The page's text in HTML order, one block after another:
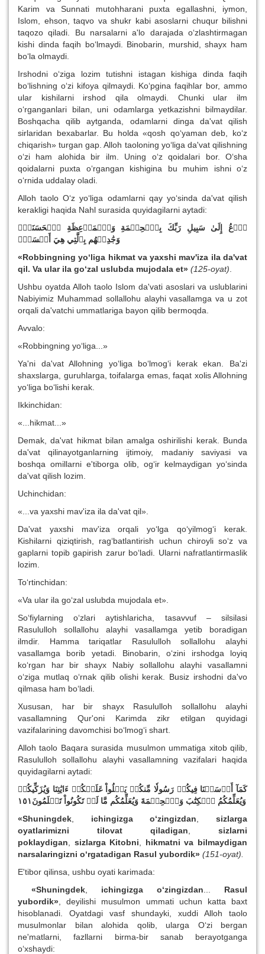
Karim va Sunnati mutohharani puxta egallashni, iymon,
Islom, ehson, taqvo va shukr kabi asoslarni chuqur bilishni
taqozo qiladi. Bu narsalarni a'lo darajada o‘zlashtirmagan
kishi dinda faqih bo‘lmaydi. Binobarin, murshid, shayx ham
bo‘la olmaydi.
Irshodni o‘ziga lozim tutishni istagan kishiga dinda faqih
bo‘lishning o‘zi kifoya qilmaydi. Ko‘pgina faqihlar bor, ammo
ular kishilarni irshod qila olmaydi. Chunki ular ilm
o‘rganganlari bilan, uni odamlarga yetkazishni bilmaydilar.
Boshqacha qilib aytganda, odamlarni dinga da'vat qilish
sirlaridan bexabarlar. Bu holda «qosh qo‘yaman deb, ko‘z
chiqarish» turgan gap. Alloh taoloning yo‘liga da'vat qilishning
o‘zi ham alohida bir ilm. Uning o‘z qoidalari bor. O‘sha
qoidalarni puxta o‘rgangan kishigina bu muhim ishni o‘z
o‘rnida uddalay oladi.
Alloh taolo O‘z yo‘liga odamlarni qay yo‘sinda da'vat qilish
kerakligi haqida Nahl surasida quyidagilarni aytadi:
ٱدۡعُ إِلَىٰ سَبِيلِ رَبِّكَ بِٱلۡحِكۡمَةِ وَٱلۡمَوۡعِظَةِ ٱلۡحَسَنَةِۖ
وَجَٰدِلۡهُم بِٱلَّتِي هِيَ أَحۡسَنُۚ
«Robbingning yo‘liga hikmat va yaxshi mav'iza ila da'vat
qil. Va ular ila go‘zal uslubda mujodala et» (125-oyat)
Ushbu oyatda Alloh taolo Islom da'vati asoslari va uslublarini
Nabiyimiz Muhammad sollallohu alayhi vasallamga va u zot
orqali da'vatchi ummatlariga bayon qilib bermoqda.
Avvalo:
«Robbingning yo‘liga...»
Ya'ni da'vat Allohning yo‘liga bo‘lmog‘i kerak ekan. Ba'zi
shaxslarga, guruhlarga, toifalarga emas, faqat xolis Allohning
yo‘liga bo‘lishi kerak.
Ikkinchidan:
«...hikmat...»
Demak, da'vat hikmat bilan amalga oshirilishi kerak. Bunda
da'vat qilinayotganlarning ijtimoiy, madaniy saviyasi va
boshqa omillarni e'tiborga olib, og‘ir kelmaydigan yo‘sinda
da'vat qilish lozim.
Uchinchidan:
«...va yaxshi mav'iza ila da'vat qil».
Da'vat yaxshi mav'iza orqali yo‘lga qo‘yilmog‘i kerak.
Kishilarni qiziqtirish, rag‘batlantirish uchun chiroyli so‘z va
gaplarni topib gapirish zarur bo‘ladi. Ularni nafratlantirmaslik
lozim.
To‘rtinchidan:
«Va ular ila go‘zal uslubda mujodala et».
So‘fiylarning o‘zlari aytishlaricha, tasavvuf – silsilasi
Rasululloh sollallohu alayhi vasallamga yetib boradigan
ilmdir. Hamma tariqatlar Rasululloh sollallohu alayhi
vasallamga borib yetadi. Binobarin, o‘zini irshodga loyiq
ko‘rgan har bir shayx Nabiy sollallohu alayhi vasallamni
o‘ziga mutlaq o‘rnak qilib olishi kerak. Busiz irshodni da'vo
qilmasa ham bo‘ladi.
Xususan, har bir shayx Rasululloh sollallohu alayhi
vasallamning Qur'oni Karimda zikr etilgan quyidagi
vazifalarining davomchisi bo‘lmog‘i shart.
Alloh taolo Baqara surasida musulmon ummatiga xitob qilib,
Rasululloh sollallohu alayhi vasallamning vazifalari haqida
quyidagilarni aytadi:
كَمَآ أَرۡسَلۡنَا فِيكُمۡ رَسُولٗا مِّنكُمۡ يَتۡلُواْ عَلَيۡكُمۡ ءَايَٰتِنَا وَيُزَكِّيكُمۡ
وَيُعَلِّمُكُمُ ٱلۡكِتَٰبَ وَٱلۡحِكۡمَةَ وَيُعَلِّمُكُم مَّا لَمۡ تَكُونُواْ تَعۡلَمُونَ١٥١
«Shuningdek
ichingizga o‘zingizdan
sizlarga
oyatlarimizni tilovat
qiladigan
sizlarni
poklaydigan
sizlarga Kitobni hikmatni va bilmaydigan
narsalaringizni o‘rgatadigan Rasul yubordik» (151-oyat).
E'tibor qilinsa, ushbu oyati karimada:
«Shuningdek
ichingizga o‘zingizdan
Rasul
yubordik» , deyilishi musulmon ummati uchun katta baxt
hisoblanadi. Oyatdagi vasf shundayki, xuddi Alloh taolo
musulmonlar bilan alohida qolib, ularga O‘zi bergan
ne'matlarni, fazllarni birma-bir sanab berayotganga
o‘xshaydi: